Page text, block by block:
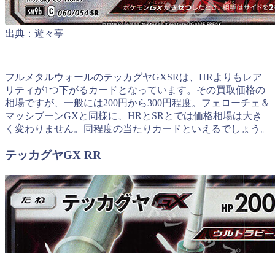
出典：遊々亭
フルメタルウォールのテッカグヤGXSRは、HRよりもレア
リティが1つ下がるカードとなっています。その買取価格の
相場ですが、一般には200円から300円程度。フェローチェ＆
マッシブーンGXと同様に、HRとSRとでは価格相場は大き
く変わりません。同程度の当たりカードといえるでしょう。
テッカグヤGX RR